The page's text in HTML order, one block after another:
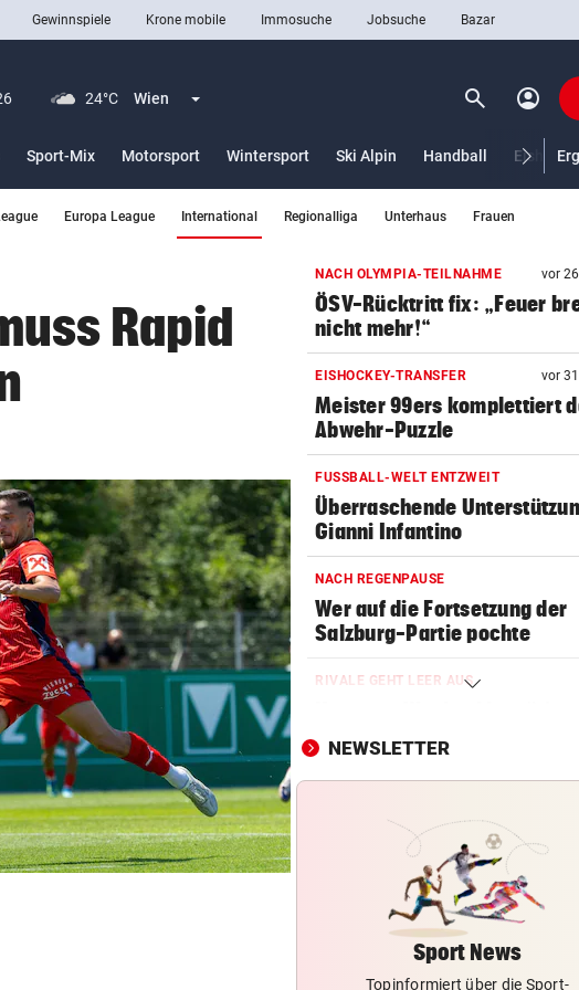
Gewinnspiele Krone mobile Immosuche Jobsuche Bazar
24°C Wien Menü aufklappen search Suchen
account_circle
Sport-Mix Motorsport Wintersport Ski Alpin Handball
Europa League International Regionalliga Unterhaus Frauen
Rapid
NACH OLYMPIA-TEILNAHME vor
ÖSV-Rücktritt fix: „Feuer
nicht mehr!“
EISHOCKEY-TRANSFER vor
Meister 99ers komplettiert
Abwehr-Puzzle
FUSSBALL-WELT ENTZWEIT
Überraschende
Gianni Infantino
NACH REGENPAUSE
Wer auf die Fortsetzung der
Salzburg-Partie pochte
RIVALE GEHT LEER AUS
will zu Barcelona!“
DER SCHNEE GEHT AUS
Sommerskigebiet schließt
GAK-TRAINER BRENNT:
„Wir wollen unsere
ausbauen, egal wie!“
NACH HARTEM KAMPF
NEWSLETTER
Sport News
Topinformiert über die Sport-